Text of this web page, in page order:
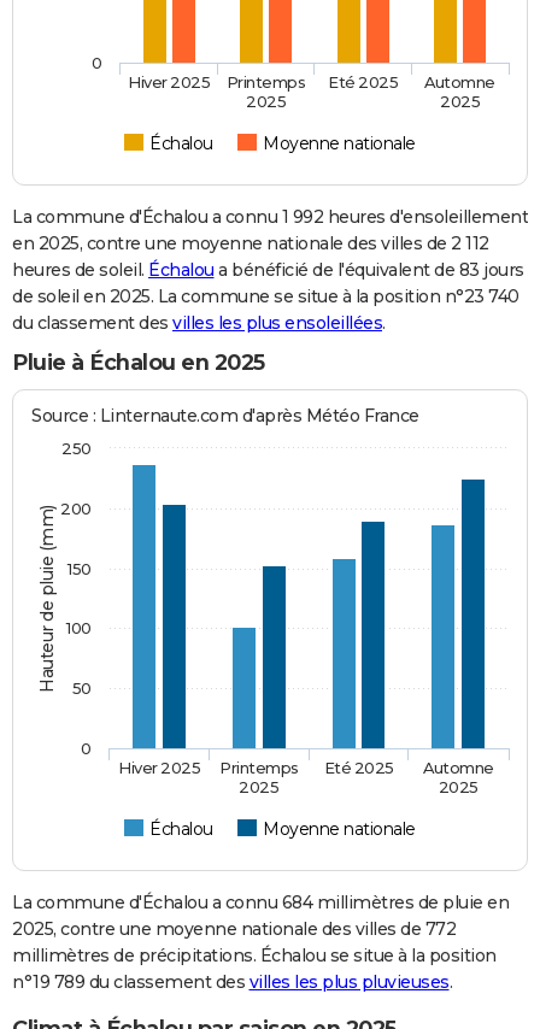
Échalou Moyenne nationale
Hiver 2025
Printemps
2025
Eté 2025
Automne
2025
0
La commune d'Échalou a connu 1 992 heures d'ensoleillement
en 2025, contre une moyenne nationale des villes de 2 112
heures de soleil. Échalou a bénéficié de l'équivalent de 83 jours
de soleil en 2025. La commune se situe à la position n°23 740
du classement des villes les plus ensoleillées.
Pluie à Échalou en 2025
Hauteur de pluie (mm)
Source : Linternaute.com d'après Météo France
Échalou Moyenne nationale
Hiver 2025
Printemps
2025
Eté 2025
Automne
2025
0
50
100
150
200
250
La commune d'Échalou a connu 684 millimètres de pluie en
2025, contre une moyenne nationale des villes de 772
millimètres de précipitations. Échalou se situe à la position
n°19 789 du classement des villes les plus pluvieuses.